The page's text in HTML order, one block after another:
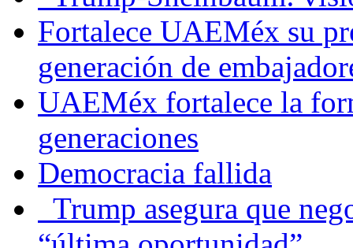
Fortalece UAEMéx su
generación de
UAEMéx fortalece la
generaciones
Democracia fallida
Trump asegura que